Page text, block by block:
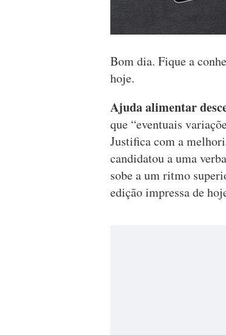
Bom dia. Fique a
hoje.
Ajuda alimentar
que “eventuais
Justifica com a
candidatou a uma
sobe a um ritmo
edição impressa de